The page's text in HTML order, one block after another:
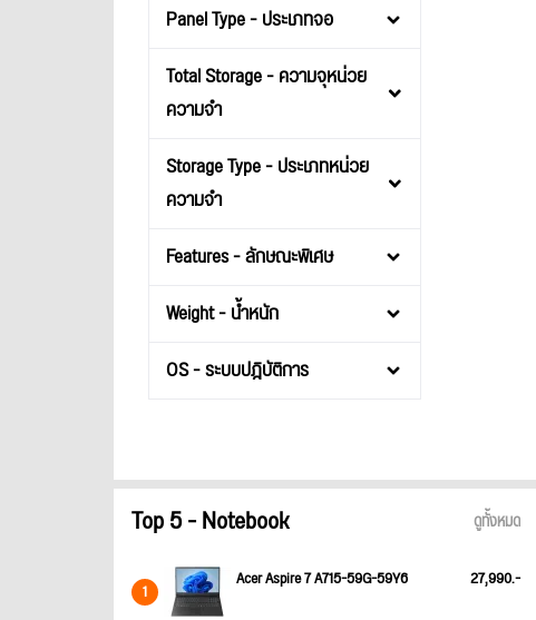
Panel Type - ประเภทจอ
Total Storage - ความจุหน่วย
ความจำ
Storage Type - ประเภทหน่วย
ความจำ
Features - ลักษณะพิเศษ
Weight - น้ำหนัก
OS - ระบบปฎิบัติการ
Top 5 - Notebook ดูทั้งหมด
1 Acer Aspire 7 A715-59G-59Y6 27,990.-